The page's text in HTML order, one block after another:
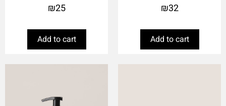
₪32
Add to cart
₪25
Add to cart